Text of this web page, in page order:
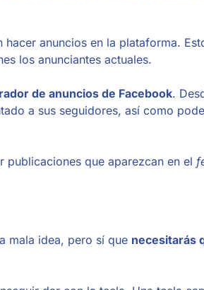
anuncios en la plataforma.
los anunciantes actuales.
de anuncios de Facebook.
a sus seguidores, así como
publicaciones que aparezcan en el
mala idea, pero sí que necesitarás